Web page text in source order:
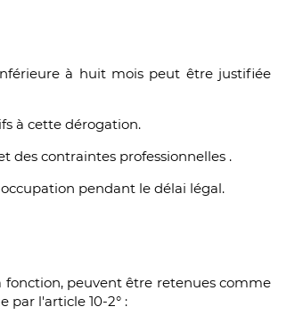
à huit mois peut être justifiée
à cette dérogation.
des contraintes professionnelles .
pendant le délai légal.
fonction, peuvent être retenues comme
l'article 10-2° :